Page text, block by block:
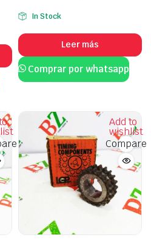
In Stock
Leer más
Comprar por whatsapp
Add to
wishlist
Compare